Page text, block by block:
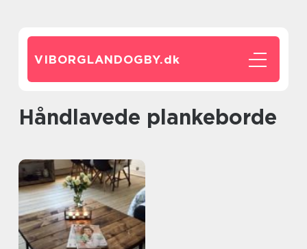
VIBORGLANDOGBY.dk
Håndlavede plankeborde